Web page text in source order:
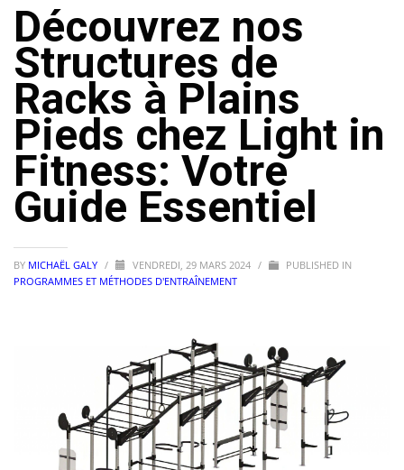
Découvrez nos
Structures de
Racks à Plains
Pieds chez Light in
Fitness: Votre
Guide Essentiel
BY MICHAËL GALY / VENDREDI, 29 MARS 2024 /
PUBLISHED IN
PROGRAMMES ET MÉTHODES D'ENTRAÎNEMENT